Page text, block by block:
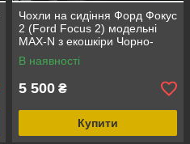
Чохли на сидіння Форд Фокус
2 (Ford Focus 2) модельні
MAX-N з екошкіри Чорно-
коричневий
В наявності
5 500 ₴
Купити